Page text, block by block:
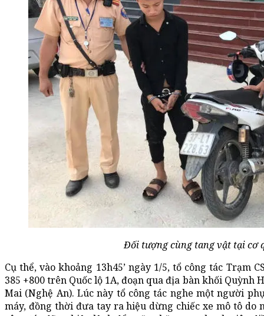
Đối tượng cùng tang vật tại cơ
Cụ thể, vào khoảng 13h45’ ngày 1/5, tổ công tác Trạm
385 +800 trên Quốc lộ 1A, đoạn qua địa bàn khối
Mai (Nghệ An). Lúc này tổ công tác nghe một người
máy, đồng thời đưa tay ra hiệu dừng chiếc xe mô tô do